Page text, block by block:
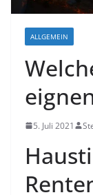
ALLGEMEIN
5. Juli 2021